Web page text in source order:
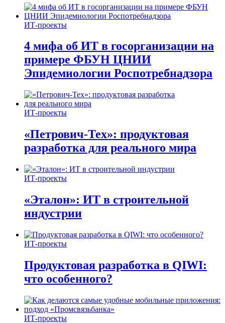
ИТ-проекты
4 мифа об ИТ в госорганизации на
примере ФБУН ЦНИИ
Эпидемиологии Роспотребнадзора
ИТ-проекты
«Петрович-Тех»: продуктовая
разработка для реального мира
ИТ-проекты
«Эталон»: ИТ в строительной
индустрии
ИТ-проекты
Продуктовая разработка в QIWI:
что особенного?
ИТ-проекты